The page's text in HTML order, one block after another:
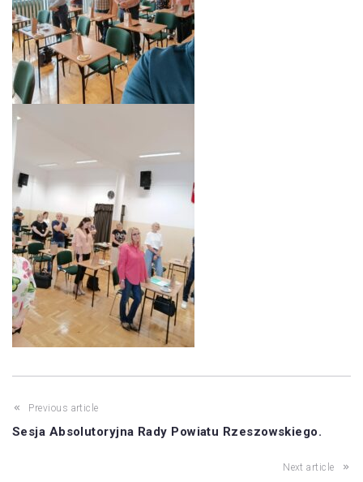
Previous article
Sesja Absolutoryjna Rady Powiatu Rzeszowskiego.
Next article